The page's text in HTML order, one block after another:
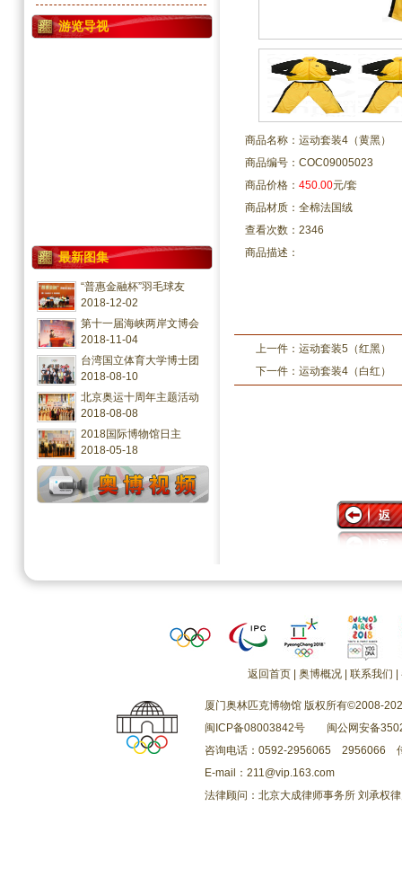
游览导视
最新图集
“普惠金融杯”羽毛球友
2018-12-02
第十一届海峡两岸文博会
2018-11-04
台湾国立体育大学博士团
2018-08-10
北京奥运十周年主题活动
2018-08-08
2018国际博物馆日主
2018-05-18
商品名称：运动套装4（黄黑）
商品编号：COC09005023
商品价格：450.00元/套
商品材质：全棉法国绒
查看次数：2346
商品描述：
上一件： 运动套装5（红黑）
下一件： 运动套装4（白红）
返回首页 |奥博概况 |联系我们 |
厦门奥林匹克博物馆 版权所有©2008-
闽ICP备08003842号
闽公网安备
咨询电话：0592-2956065 2956066
E-mail：211@vip.163.com
法律顾问：北京大成律师事务所 刘承权